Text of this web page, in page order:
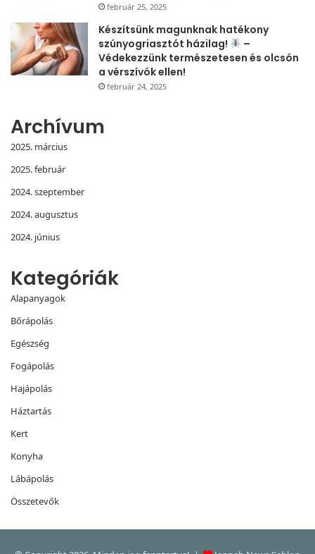
február 25, 2025
Készítsünk magunknak hatékony
szúnyogriasztót házilag!
–
Védekezzünk természetesen és olcsón
a vérszívók ellen!
február 24, 2025
Archívum
2025. március
2025. február
2024. szeptember
2024. augusztus
2024. június
Kategóriák
Alapanyagok
Bőrápolás
Egészség
Fogápolás
Hajápolás
Háztartás
Kert
Konyha
Lábápolás
Összetevők